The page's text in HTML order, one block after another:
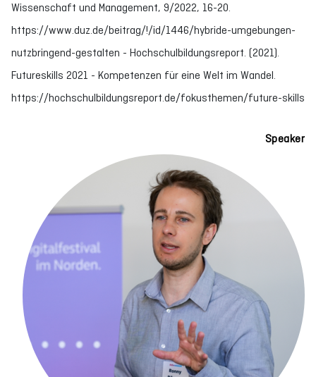
Wissenschaft und Management, 9/2022, 16-20.
https://www.duz.de/beitrag/!/id/1446/hybride-umgebungen-
nutzbringend-gestalten - Hochschulbildungsreport. (2021).
Futureskills 2021 - Kompetenzen für eine Welt im Wandel.
https://hochschulbildungsreport.de/fokusthemen/future-skills
Speaker